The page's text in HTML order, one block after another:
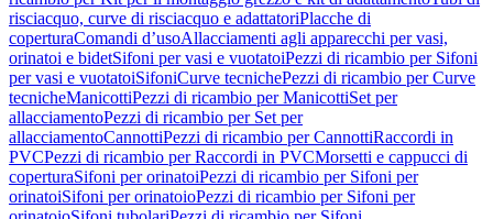
risciacquo, curve di risciacquo e adattatoriPlacche di
coperturaComandi d’usoAllacciamenti agli apparecchi per vasi,
orinatoi e bidetSifoni per vasi e vuotatoiPezzi di ricambio per Sifoni
per vasi e vuotatoiSifoniCurve tecnichePezzi di ricambio per Curve
tecnicheManicottiPezzi di ricambio per ManicottiSet per
allacciamentoPezzi di ricambio per Set per
allacciamentoCannottiPezzi di ricambio per CannottiRaccordi in
PVCPezzi di ricambio per Raccordi in PVCMorsetti e cappucci di
coperturaSifoni per orinatoiPezzi di ricambio per Sifoni per
orinatoiSifoni per orinatoioPezzi di ricambio per Sifoni per